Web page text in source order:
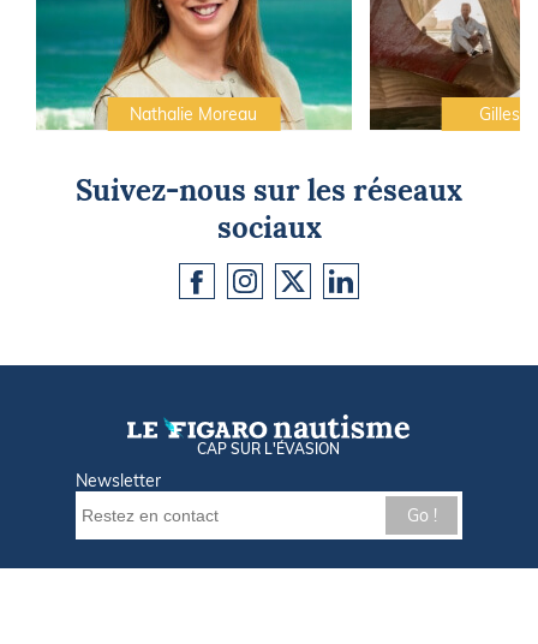
Nathalie Moreau Gilles
Suivez-nous sur les réseaux
sociaux
CAP SUR L'ÉVASION
Newsletter
Go !